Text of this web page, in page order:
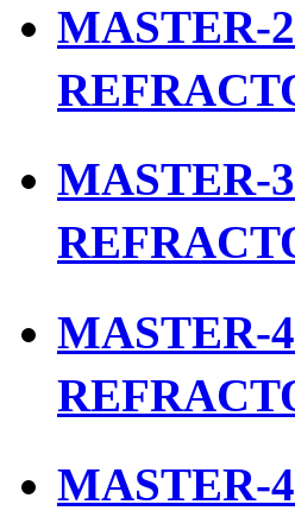
MASTER-
MASTER-
MASTER-
MASTER-